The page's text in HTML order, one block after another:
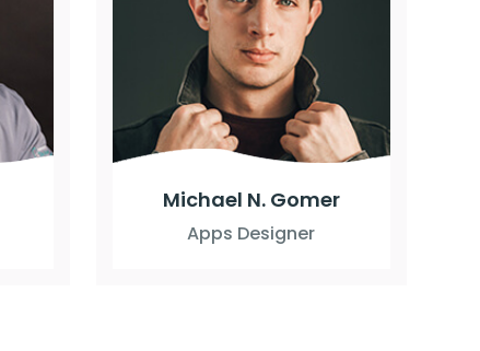
Michael N. Gomer
Apps Designer